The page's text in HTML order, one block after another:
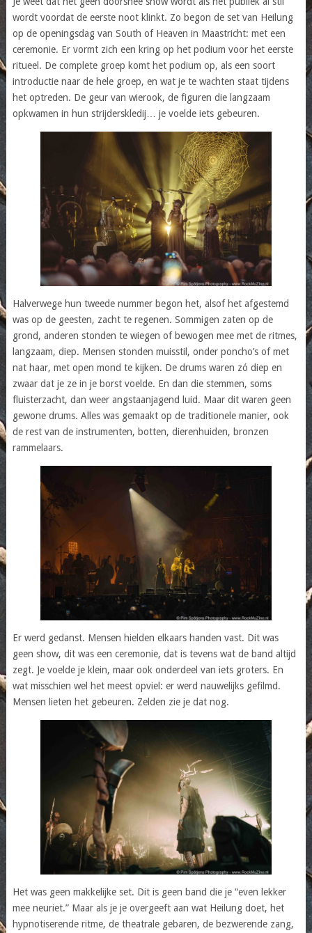
wordt voordat de eerste noot klinkt. Zo begon de set van Heilung
op de openingsdag van South of Heaven in Maastricht: met een
ceremonie. Er vormt zich een kring op het podium voor het eerste
ritueel. De complete groep komt het podium op, als een soort
introductie naar de hele groep, en wat je te wachten staat tijdens
het optreden. De geur van wierook, de figuren die langzaam
opkwamen in hun strijderskledij… je voelde iets gebeuren.
Halverwege hun tweede nummer begon het, alsof het afgestemd
was op de geesten, zacht te regenen. Sommigen zaten op de
grond, anderen stonden te wiegen of bewogen mee met de ritmes,
langzaam, diep. Mensen stonden muisstil, onder poncho’s of met
nat haar, met open mond te kijken. De drums waren zó diep en
zwaar dat je ze in je borst voelde. En dan die stemmen, soms
fluisterzacht, dan weer angstaanjagend luid. Maar dit waren geen
gewone drums. Alles was gemaakt op de traditionele manier, ook
de rest van de instrumenten, botten, dierenhuiden, bronzen
rammelaars.
Er werd gedanst. Mensen hielden elkaars handen vast. Dit was
geen show, dit was een ceremonie, dat is tevens wat de band altijd
zegt. Je voelde je klein, maar ook onderdeel van iets groters. En
wat misschien wel het meest opviel: er werd nauwelijks gefilmd.
Mensen lieten het gebeuren. Zelden zie je dat nog.
Het was geen makkelijke set. Dit is geen band die je “even lekker
mee neuriet.” Maar als je je overgeeft aan wat Heilung doet, het
hypnotiserende ritme, de theatrale gebaren, de bezwerende zang,